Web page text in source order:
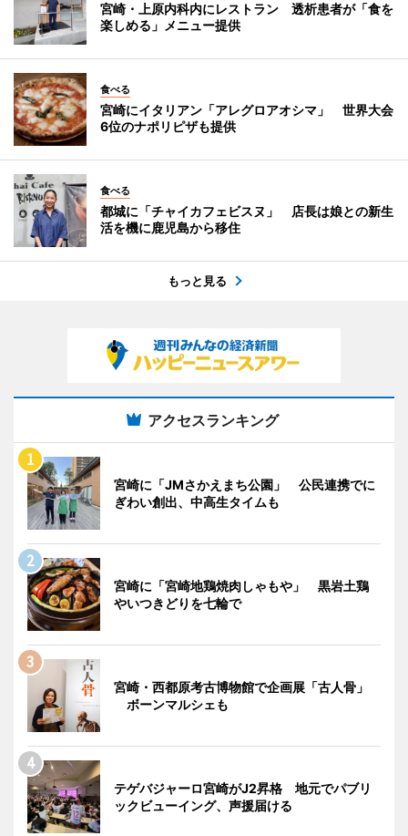
宮崎・上原内科内にレストラン 透析患者が「食を
楽しめる」メニュー提供
食べる
宮崎にイタリアン「アレグロアオシマ」 世界大会
6位のナポリピザも提供
食べる
都城に「チャイカフェビスヌ」 店長は娘との新生
活を機に鹿児島から移住
もっと見る
アクセスランキング
宮崎に「JMさかえまち公園」 公民連携でに
ぎわい創出、中高生タイムも
宮崎に「宮崎地鶏焼肉しゃもや」 黒岩土鶏
やいつきどりを七輪で
宮崎・西都原考古博物館で企画展「古人骨」
ボーンマルシェも
テゲバジャーロ宮崎がJ2昇格 地元でパブリ
ックビューイング、声援届ける